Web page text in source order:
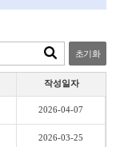
초기화
작성일자
2026-04-07
2026-03-25